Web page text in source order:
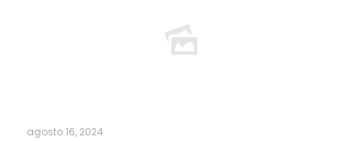
agosto 16, 2024